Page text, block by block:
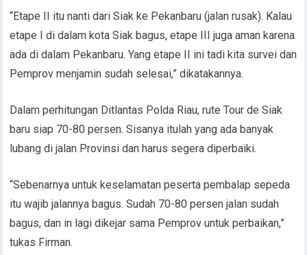
“Etape II itu nanti dari Siak ke Pekanbaru (jalan rusak). Kalau
etape I di dalam kota Siak bagus, etape III juga aman karena
ada di dalam Pekanbaru. Yang etape II ini tadi kita survei dan
Pemprov menjamin sudah selesai,” dikatakannya.
Dalam perhitungan Ditlantas Polda Riau, rute Tour de Siak
baru siap 70-80 persen. Sisanya itulah yang ada banyak
lubang di jalan Provinsi dan harus segera diperbaiki.
“Sebenarnya untuk keselamatan peserta pembalap sepeda
itu wajib jalannya bagus. Sudah 70-80 persen jalan sudah
bagus, dan in lagi dikejar sama Pemprov untuk perbaikan,”
tukas Firman.